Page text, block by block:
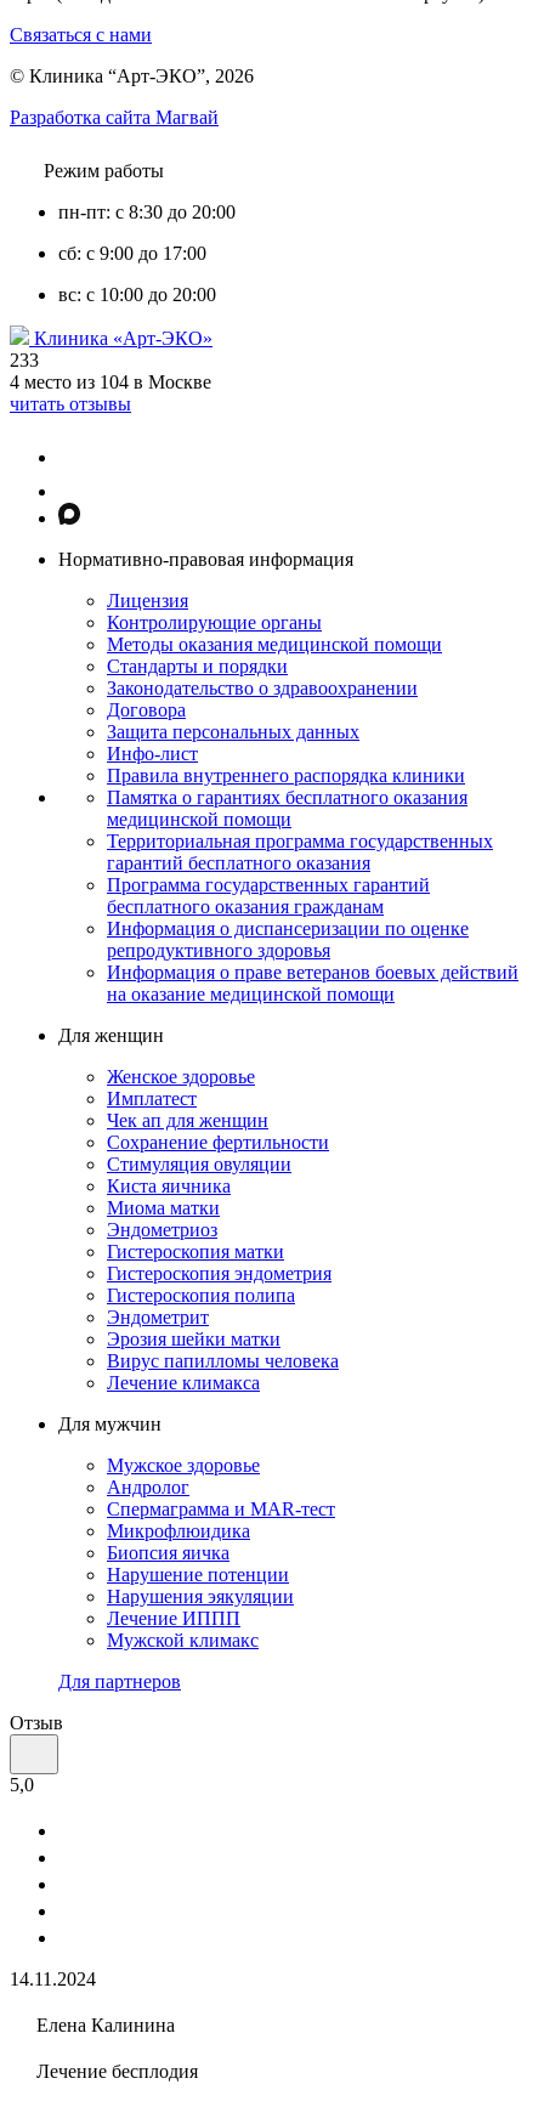
Связаться с нами
© Клиника “Арт-ЭКО”, 2026
Разработка сайта Магвай
Режим работы
пн-пт: с 8:30 до 20:00
сб: с 9:00 до 17:00
вс: с 10:00 до 20:00
Клиника «Арт-ЭКО»
233
4 место из 104 в Москве
читать отзывы
Нормативно-правовая информация
Лицензия
Контролирующие органы
Методы оказания медицинской помощи
Стандарты и порядки
Законодательство о здравоохранении
Договора
Защита персональных данных
Инфо-лист
Правила внутреннего распорядка клиники
Памятка о гарантиях бесплатного оказания
медицинской помощи
Территориальная программа государственных
гарантий бесплатного оказания
Программа государственных гарантий
бесплатного оказания гражданам
Информация о диспансеризации по оценке
репродуктивного здоровья
Информация о праве ветеранов боевых действий
на оказание медицинской помощи
Для женщин
Женское здоровье
Имплатест
Чек ап для женщин
Сохранение фертильности
Стимуляция овуляции
Киста яичника
Миома матки
Эндометриоз
Гистероскопия матки
Гистероскопия эндометрия
Гистероскопия полипа
Эндометрит
Эрозия шейки матки
Вирус папилломы человека
Лечение климакса
Для мужчин
Мужское здоровье
Андролог
Спермаграмма и МАR-тест
Микрофлюидика
Биопсия яичка
Нарушение потенции
Нарушения эякуляции
Лечение ИППП
Мужской климакс
Для партнеров
Отзыв
5,0
14.11.2024
Елена Калинина
Лечение бесплодия